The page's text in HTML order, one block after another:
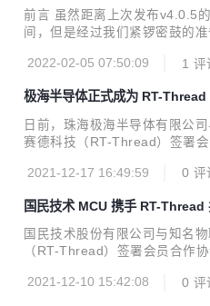
国产嵌入式操作系统！ RT-
作协议 宇航研究所于1984年成
技术抓总研制单位。自上世纪
前言 虽然距离上次发布v4.0.5
间，但是经过我们紧锣密鼓的
版并非4.1.0正式发布版，包含
v4.1.0 将会在今年3月下旬正式
style="margin-left:0; margin-
e.com/rtthread/rt-thread/
2022-02-05 07:50:09 1 评
极海半导体正式成为 RT-Thread
日前，珠海极海半导体有限公
赛德科技（RT-Thread）签署
统共同打造物联网发展新生态
应用开发体验。 极海半导体成
电子旗下的全资子公司，前身
部为纳思达股份(中国上市企业
业物联网SoC-eSE安全主控芯
2021-12-17 16:49:59 0 评
国民技术 MCU 携手 RT-Thread
国民技术股份有限公司与知名
（RT-Thread）签署会员合作
统构建完善的生态，满足不同
2021-12-10 15:42:08 0 评